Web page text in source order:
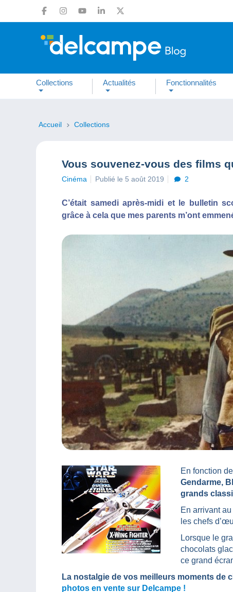
Collections Actualités Fonctionnalités
Accueil Collections
Vous souvenez-vous des films
Cinéma Publié le 5 août 2019 2
C’était samedi après-midi et le bulletin
grâce à cela que mes parents m’ont
En fonction
Gendarme,
grands
En arrivant
les chefs
Lorsque le
chocolats
ce grand
La nostalgie de vos meilleurs moments de
photos en vente sur Delcampe !